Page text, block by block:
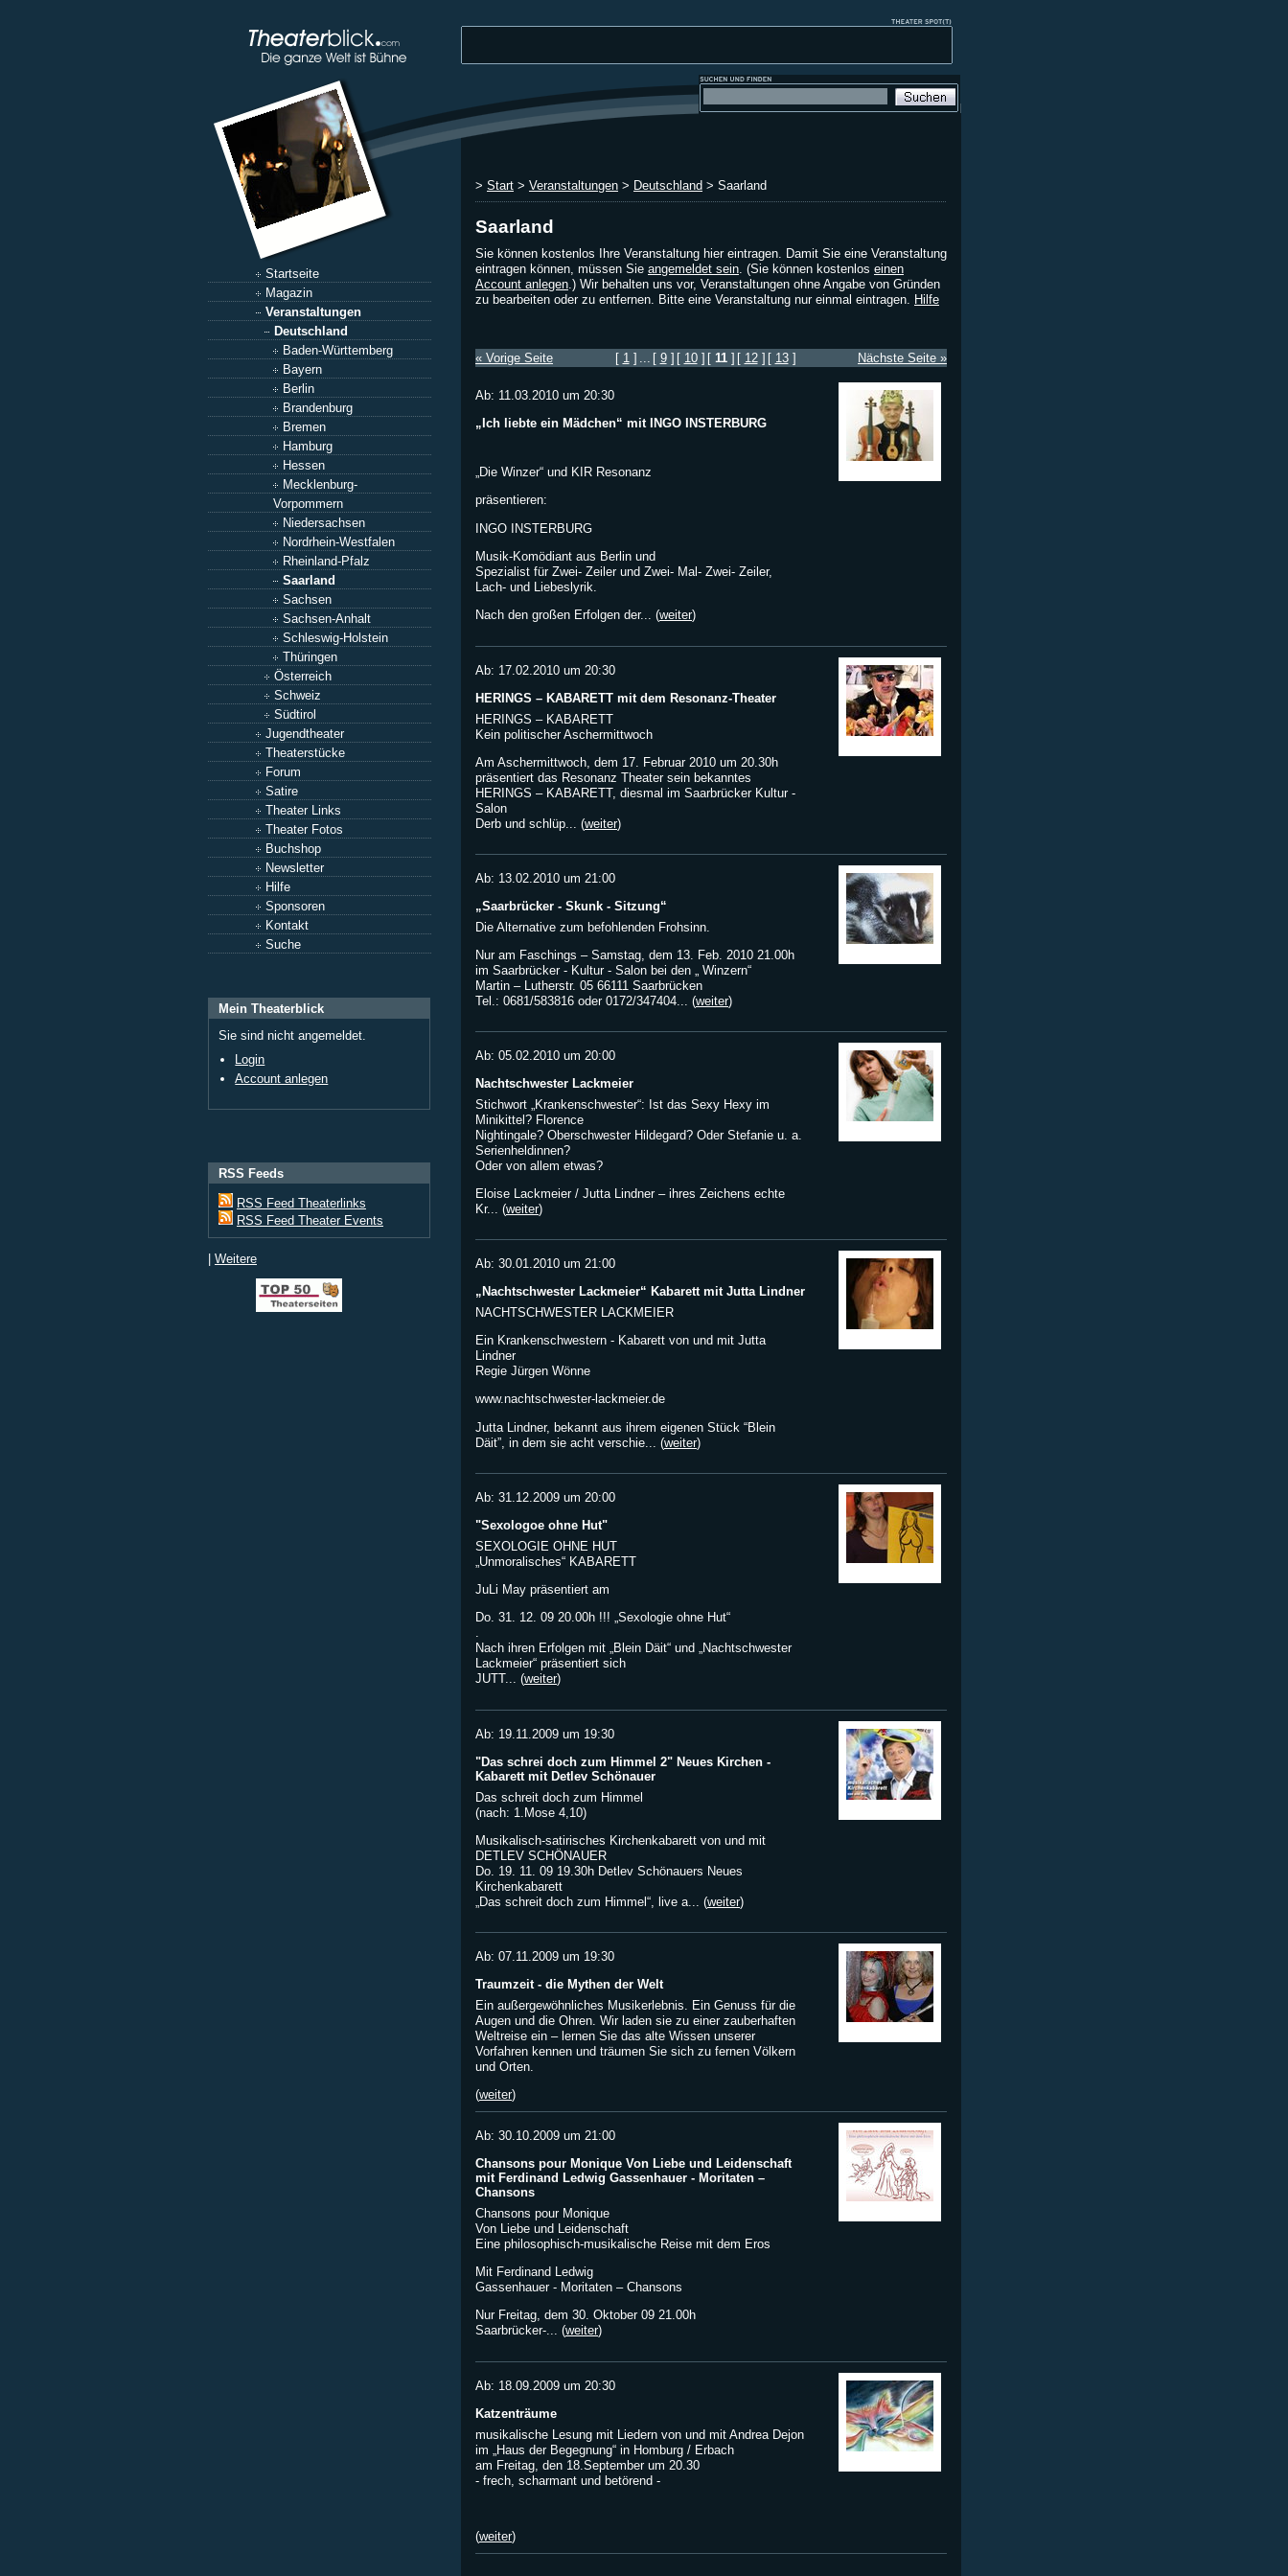
Startseite
Magazin
Veranstaltungen
Deutschland
Baden-Württemberg
Bayern
Berlin
Brandenburg
Bremen
Hamburg
Hessen
Mecklenburg-
Vorpommern
Niedersachsen
Nordrhein-Westfalen
Rheinland-Pfalz
Saarland
Sachsen
Sachsen-Anhalt
Schleswig-Holstein
Thüringen
Österreich
Schweiz
Südtirol
Jugendtheater
Theaterstücke
Forum
Satire
Theater Links
Theater Fotos
Buchshop
Newsletter
Hilfe
Sponsoren
Kontakt
Suche
Mein Theaterblick
Sie sind nicht angemeldet.
Login
Account anlegen
RSS Feeds
RSS Feed Theaterlinks
RSS Feed Theater Events
| Weitere
> Start > Veranstaltungen > Deutschland > Saarland
Saarland
Sie können kostenlos Ihre Veranstaltung hier eintragen. Damit Sie eine Veranstaltung
eintragen können, müssen Sie angemeldet sein. (Sie können kostenlos einen
Account anlegen.) Wir behalten uns vor, Veranstaltungen ohne Angabe von Gründen
zu bearbeiten oder zu entfernen. Bitte eine Veranstaltung nur einmal eintragen. Hilfe
« Vorige Seite [ 1 ] [ 9] [ 10] [ 11] [ 12] [ 13] Nächste Seite »
Ab: 11.03.2010 um 20:30
„Ich liebte ein Mädchen“ mit INGO INSTERBURG
„Die Winzer“ und KIR Resonanz
präsentieren:
INGO INSTERBURG
Musik-Komödiant aus Berlin und
Spezialist für Zwei- Zeiler und Zwei- Mal- Zwei- Zeiler,
Lach- und Liebeslyrik.
Nach den großen Erfolgen der... (weiter)
Ab: 17.02.2010 um 20:30
HERINGS – KABARETT mit dem Resonanz-Theater
HERINGS – KABARETT
Kein politischer Aschermittwoch
Am Aschermittwoch, dem 17. Februar 2010 um 20.30h
präsentiert das Resonanz Theater sein bekanntes
HERINGS – KABARETT, diesmal im Saarbrücker Kultur -
Salon
Derb und schlüp... (weiter)
Ab: 13.02.2010 um 21:00
„Saarbrücker - Skunk - Sitzung“
Die Alternative zum befohlenden Frohsinn.
Nur am Faschings – Samstag, dem 13. Feb. 2010 21.00h
im Saarbrücker - Kultur - Salon bei den „ Winzern“
Martin – Lutherstr. 05 66111 Saarbrücken
Tel.: 0681/583816 oder 0172/347404... (weiter)
Ab: 05.02.2010 um 20:00
Nachtschwester Lackmeier
Stichwort „Krankenschwester“: Ist das Sexy Hexy im
Minikittel? Florence
Nightingale? Oberschwester Hildegard? Oder Stefanie u. a.
Serienheldinnen?
Oder von allem etwas?
Eloise Lackmeier / Jutta Lindner – ihres Zeichens echte
Kr... (weiter)
Ab: 30.01.2010 um 21:00
„Nachtschwester Lackmeier“ Kabarett mit Jutta Lindner
NACHTSCHWESTER LACKMEIER
Ein Krankenschwestern - Kabarett von und mit Jutta
Lindner
Regie Jürgen Wönne
www.nachtschwester-lackmeier.de
Jutta Lindner, bekannt aus ihrem eigenen Stück “Blein
Däit”, in dem sie acht verschie... (weiter)
Ab: 31.12.2009 um 20:00
"Sexologoe ohne Hut"
SEXOLOGIE OHNE HUT
„Unmoralisches“ KABARETT
JuLi May präsentiert am
Do. 31. 12. 09 20.00h !!! „Sexologie ohne Hut“
.
Nach ihren Erfolgen mit „Blein Däit“ und „Nachtschwester
Lackmeier“ präsentiert sich
JUTT... (weiter)
Ab: 19.11.2009 um 19:30
"Das schrei doch zum Himmel 2" Neues Kirchen -
Kabarett mit Detlev Schönauer
Das schreit doch zum Himmel
(nach: 1.Mose 4,10)
Musikalisch-satirisches Kirchenkabarett von und mit
DETLEV SCHÖNAUER
Do. 19. 11. 09 19.30h Detlev Schönauers Neues
Kirchenkabarett
„Das schreit doch zum Himmel“, live a... (weiter)
Ab: 07.11.2009 um 19:30
Traumzeit - die Mythen der Welt
Ein außergewöhnliches Musikerlebnis. Ein Genuss für die
Augen und die Ohren. Wir laden sie zu einer zauberhaften
Weltreise ein – lernen Sie das alte Wissen unserer
Vorfahren kennen und träumen Sie sich zu fernen Völkern
und Orten.
(weiter)
Ab: 30.10.2009 um 21:00
Chansons pour Monique Von Liebe und Leidenschaft
mit Ferdinand Ledwig Gassenhauer - Moritaten –
Chansons
Chansons pour Monique
Von Liebe und Leidenschaft
Eine philosophisch-musikalische Reise mit dem Eros
Mit Ferdinand Ledwig
Gassenhauer - Moritaten – Chansons
Nur Freitag, dem 30. Oktober 09 21.00h
Saarbrücker-... (weiter)
Ab: 18.09.2009 um 20:30
Katzenträume
musikalische Lesung mit Liedern von und mit Andrea Dejon
im „Haus der Begegnung“ in Homburg / Erbach
am Freitag, den 18.September um 20.30
- frech, scharmant und betörend -
(weiter)